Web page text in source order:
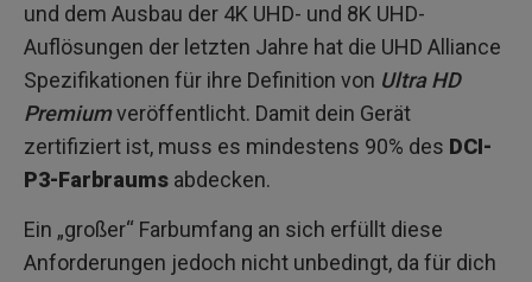
und dem Ausbau der 4K UHD- und 8K UHD-
Auflösungen der letzten Jahre hat die UHD Alliance
Spezifikationen für ihre Definition von Ultra HD
Premiumveröffentlicht. Damit dein Gerät
zertifiziert ist, muss es mindestens 90% des DCI-
P3-Farbraums abdecken.
Ein „großer“ Farbumfang an sich erfüllt diese
Anforderungen jedoch nicht unbedingt, da für dich